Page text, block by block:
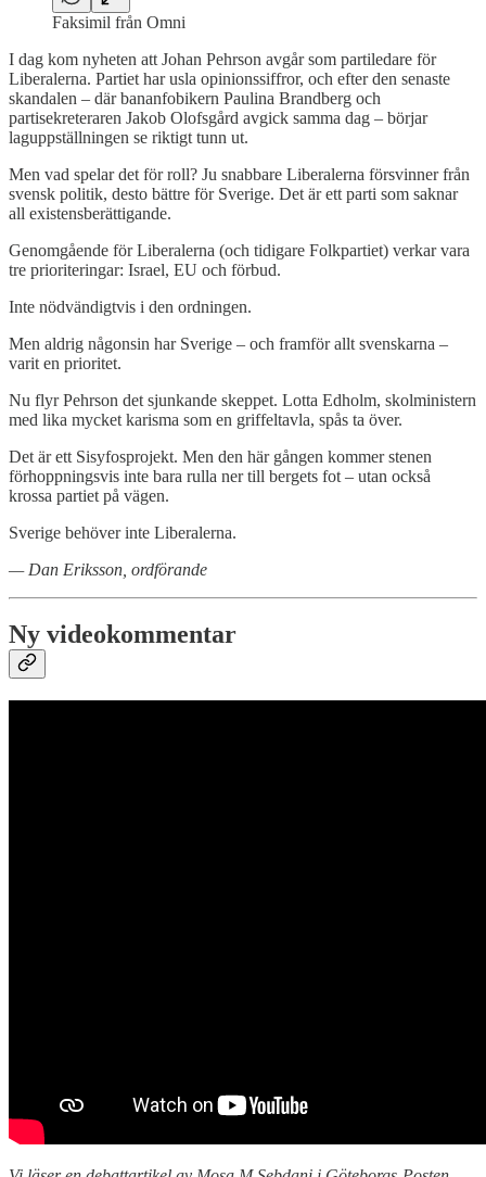
Faksimil från Omni
I dag kom nyheten att Johan Pehrson avgår som partiledare för
Liberalerna. Partiet har usla opinionssiffror, och efter den senaste
skandalen – där bananfobikern Paulina Brandberg och
partisekreteraren Jakob Olofsgård avgick samma dag – börjar
laguppställningen se riktigt tunn ut.
Men vad spelar det för roll? Ju snabbare Liberalerna försvinner från
svensk politik, desto bättre för Sverige. Det är ett parti som saknar
all existensberättigande.
Genomgående för Liberalerna (och tidigare Folkpartiet) verkar vara
tre prioriteringar: Israel, EU och förbud.
Inte nödvändigtvis i den ordningen.
Men aldrig någonsin har Sverige – och framför allt svenskarna –
varit en prioritet.
Nu flyr Pehrson det sjunkande skeppet. Lotta Edholm, skolministern
med lika mycket karisma som en griffeltavla, spås ta över.
Det är ett Sisyfosprojekt. Men den här gången kommer stenen
förhoppningsvis inte bara rulla ner till bergets fot – utan också
krossa partiet på vägen.
Sverige behöver inte Liberalerna.
— Dan Eriksson, ordförande
Ny videokommentar